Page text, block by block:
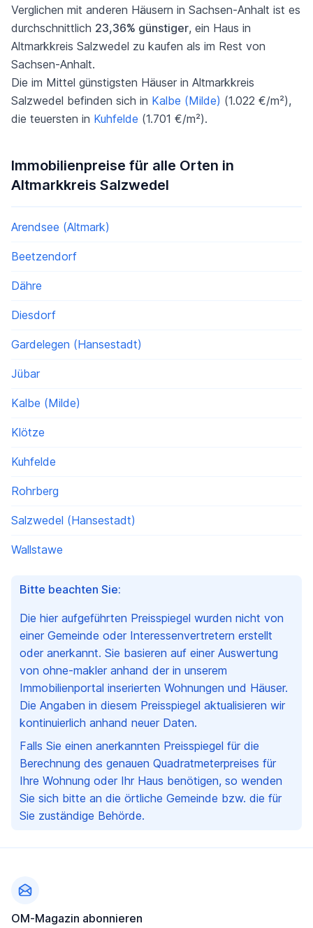
Verglichen mit anderen Häusern in Sachsen-Anhalt ist es
durchschnittlich 23,36% günstiger, ein Haus in
Altmarkkreis Salzwedel zu kaufen als im Rest von
Sachsen-Anhalt.
Die im Mittel günstigsten Häuser in Altmarkkreis
Salzwedel befinden sich in Kalbe (Milde) (1.022 €/m²),
die teuersten in Kuhfelde (1.701 €/m²).
Bitte beachten Sie:
Die hier aufgeführten Preisspiegel wurden nicht von
einer Gemeinde oder Interessenvertretern erstellt
oder anerkannt. Sie basieren auf einer Auswertung
von ohne-makler anhand der in unserem
Immobilienportal inserierten Wohnungen und Häuser.
Die Angaben in diesem Preisspiegel aktualisieren wir
kontinuierlich anhand neuer Daten.
Falls Sie einen anerkannten Preisspiegel für die
Berechnung des genauen Quadratmeterpreises für
Ihre Wohnung oder Ihr Haus benötigen, so wenden
Sie sich bitte an die örtliche Gemeinde bzw. die für
Sie zuständige Behörde.
Immobilienpreise für alle Orten in
Altmarkkreis Salzwedel
Arendsee (Altmark)
Beetzendorf
Dähre
Diesdorf
Gardelegen (Hansestadt)
Jübar
Kalbe (Milde)
Klötze
Kuhfelde
Rohrberg
Salzwedel (Hansestadt)
Wallstawe
OM-Magazin abonnieren